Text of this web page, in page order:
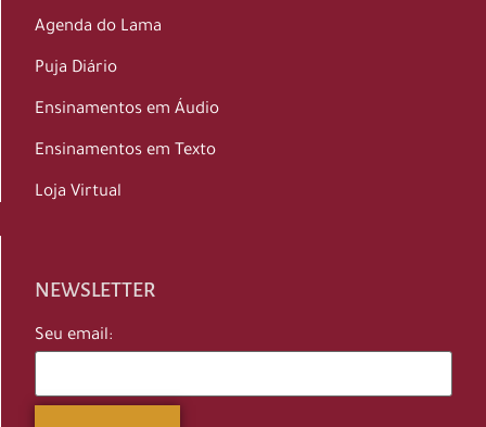
Agenda do Lama
Puja Diário
Ensinamentos em Áudio
Ensinamentos em Texto
Loja Virtual
NEWSLETTER
Seu email: